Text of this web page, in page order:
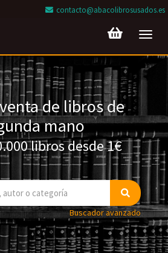
contacto@abacolibrosusados.es
de libros de
mano
libros desde 1€
Buscador avanzado